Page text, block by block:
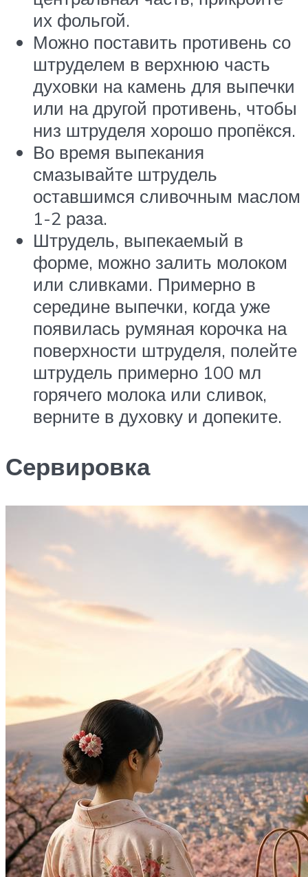
их фольгой.
Можно поставить противень со
штруделем в верхнюю часть
духовки на камень для выпечки
или на другой противень, чтобы
низ штруделя хорошо пропёкся.
Во время выпекания
смазывайте штрудель
оставшимся сливочным маслом
1-2 раза.
Штрудель, выпекаемый в
форме, можно залить молоком
или сливками. Примерно в
середине выпечки, когда уже
появилась румяная корочка на
поверхности штруделя, полейте
штрудель примерно 100 мл
горячего молока или сливок,
верните в духовку и допеките.
Сервировка